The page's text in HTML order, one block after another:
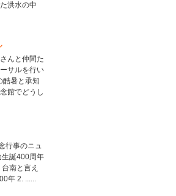
洪水の中
んと仲間た
サルを行い
酷暑と承知
館でどうし
行事のニュ
生誕400周年
南と言え
年 2. ......